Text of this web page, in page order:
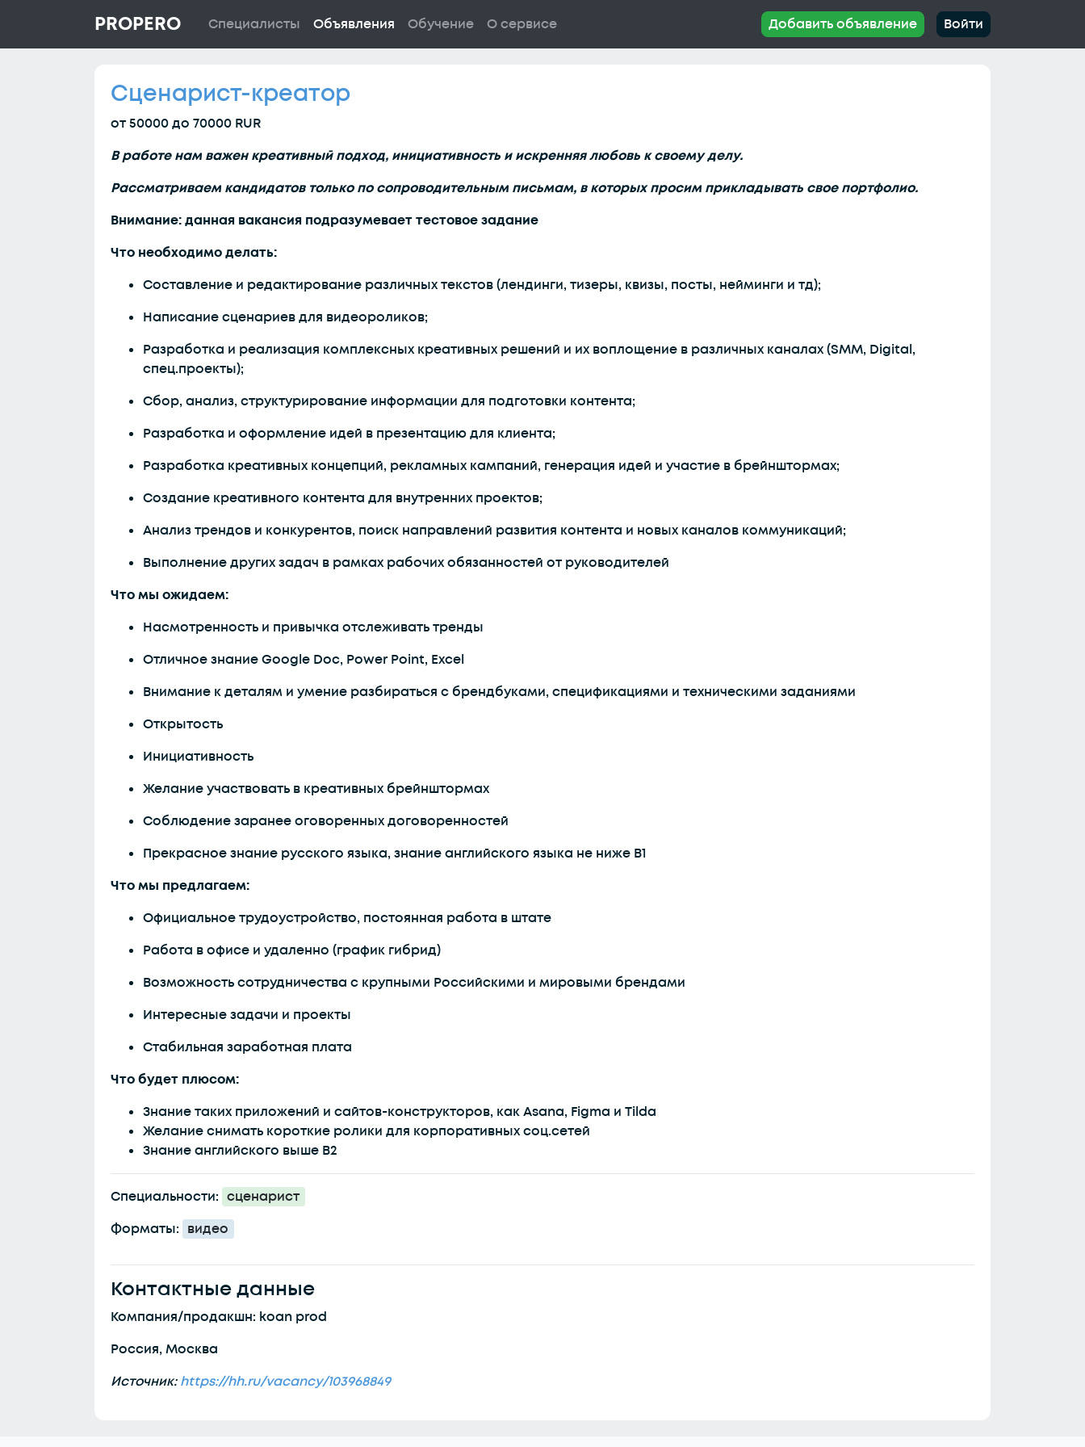
PROPERO Специалисты Объявления Обучение О сервисе Добавить объявление Войти
Сценарист-креатор
от 50000 до 70000 RUR
В работе нам важен креативный подход, инициативность и искренняя любовь к своему делу.
Рассматриваем кандидатов только по сопроводительным письмам, в которых просим прикладывать свое портфолио.
Внимание: данная вакансия подразумевает тестовое задание
Что необходимо делать:
Составление и редактирование различных текстов (лендинги, тизеры, квизы, посты, нейминги и тд);
Написание сценариев для видеороликов;
Разработка и реализация комплексных креативных решений и их воплощение в различных каналах (SMM, Digital,
спец.проекты);
Сбор, анализ, структурирование информации для подготовки контента;
Разработка и оформление идей в презентацию для клиента;
Разработка креативных концепций, рекламных кампаний, генерация идей и участие в брейнштормах;
Создание креативного контента для внутренних проектов;
Анализ трендов и конкурентов, поиск направлений развития контента и новых каналов коммуникаций;
Выполнение других задач в рамках рабочих обязанностей от руководителей
Что мы ожидаем:
Насмотренность и привычка отслеживать тренды
Отличное знание Google Doc, Power Point, Excel
Внимание к деталям и умение разбираться с брендбуками, спецификациями и техническими заданиями
Открытость
Инициативность
Желание участвовать в креативных брейнштормах
Соблюдение заранее оговоренных договоренностей
Прекрасное знание русского языка, знание английского языка не ниже B1
Что мы предлагаем:
Официальное трудоустройство, постоянная работа в штате
Работа в офисе и удаленно (график гибрид)
Возможность сотрудничества с крупными Российскими и мировыми брендами
Интересные задачи и проекты
Стабильная заработная плата
Что будет плюсом:
Знание таких приложений и сайтов-конструкторов, как Asana, Figma и Tilda
Желание снимать короткие ролики для корпоративных соц.сетей
Знание английского выше B2
Специальности: сценарист
Форматы: видео
Контактные данные
Компания/продакшн: koan prod
Россия, Москва
Источник:https://hh.ru/vacancy/103968849